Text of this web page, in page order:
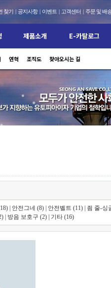
찾기| 공지사항| 이벤트 | 고객센터 | 주문 및 배
연혁 조직도 찾아오시는 길
황 안전모 인증서 안전대 인증서
대
제품소개
세이브의 안전제품을 만나보세요
E-카탈로그
보자료 공지사항 이용안내 자주묻는질문
| 안전그네 (8)| 안전벨트 (11)| 죔 줄-싱
| 방음 보호구 (2)| 기타 (16)